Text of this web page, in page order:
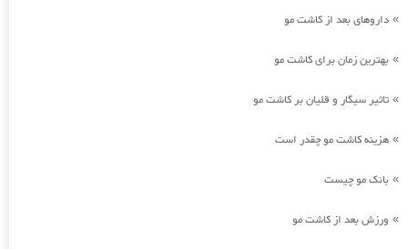
» داروهای بعد از کاشت مو
» بهترین زمان برای کاشت مو
» تاثیر سیگار و قلیان بر کاشت مو
» هزینه کاشت مو چقدر است
» بانک مو چیست
» ورزش بعد از کاشت مو